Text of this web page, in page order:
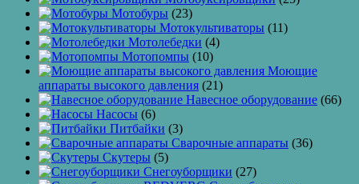
Мотобуры (23)
Мотокультиваторы (11)
Мотолебедки (4)
Мотопомпы (10)
Моющие
аппараты высокого давления (21)
Навесное оборудование (66)
Насосы (6)
Питбайки (3)
Сварочные аппараты (36)
Скутеры (5)
Снегоуборщики (27)